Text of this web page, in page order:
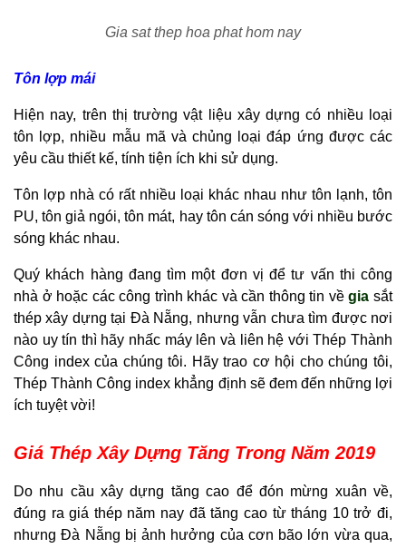
Gia sat thep hoa phat hom nay
Tôn lợp mái
Hiện nay, trên thị trường vật liệu xây dựng có nhiều loại
tôn lợp, nhiều mẫu mã và chủng loại đáp ứng được các
yêu cầu thiết kế, tính tiện ích khi sử dụng.
Tôn lợp nhà có rất nhiều loại khác nhau như tôn lạnh, tôn
PU, tôn giả ngói, tôn mát, hay tôn cán sóng với nhiều bước
sóng khác nhau.
Quý khách hàng đang tìm một đơn vị để tư vấn thi công
nhà ở hoặc các công trình khác và cần thông tin vềgia sắt
thép xây dựng tại Đà Nẵng, nhưng vẫn chưa tìm được nơi
nào uy tín thì hãy nhấc máy lên và liên hệ với Thép Thành
Công index của chúng tôi. Hãy trao cơ hội cho chúng tôi,
Thép Thành Công index khẳng định sẽ đem đến những lợi
ích tuyệt vời!
Giá Thép Xây Dựng Tăng Trong Năm 2019
Do nhu cầu xây dựng tăng cao để đón mừng xuân về,
đúng ra giá thép năm nay đã tăng cao từ tháng 10 trở đi,
nhưng Đà Nẵng bị ảnh hưởng của cơn bão lớn vừa qua,